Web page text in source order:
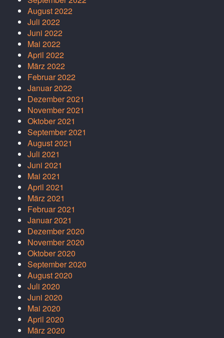
August 2022
Juli 2022
Juni 2022
Mai 2022
April 2022
März 2022
Februar 2022
Januar 2022
Dezember 2021
November 2021
Oktober 2021
September 2021
August 2021
Juli 2021
Juni 2021
Mai 2021
April 2021
März 2021
Februar 2021
Januar 2021
Dezember 2020
November 2020
Oktober 2020
September 2020
August 2020
Juli 2020
Juni 2020
Mai 2020
April 2020
März 2020